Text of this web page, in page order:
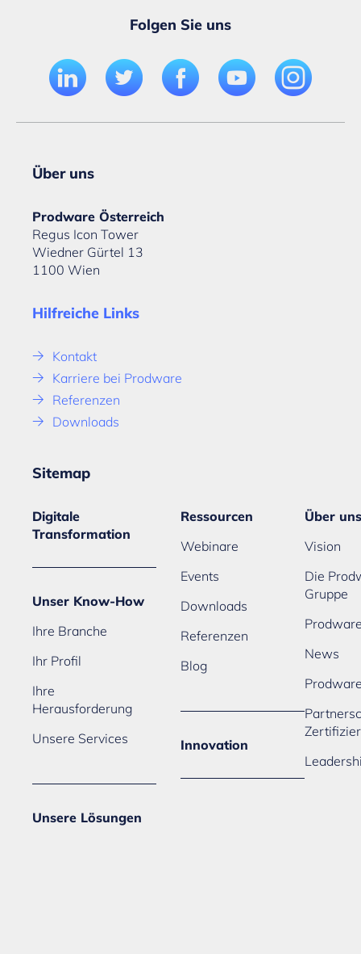
Folgen Sie uns
Über uns
Prodware Österreich
Regus Icon Tower
Wiedner Gürtel 13
1100 Wien
Hilfreiche Links
Kontakt
Karriere bei Prodware
Referenzen
Downloads
Sitemap
Digitale
Transformation
Unser Know-How
Ihre Branche
Ihr Profil
Ihre
Herausforderung
Unsere Services
Unsere Lösungen
Ressourcen
Webinare
Events
Downloads
Referenzen
Blog
Innovation
Über uns
Vision
Die
Gruppe
News